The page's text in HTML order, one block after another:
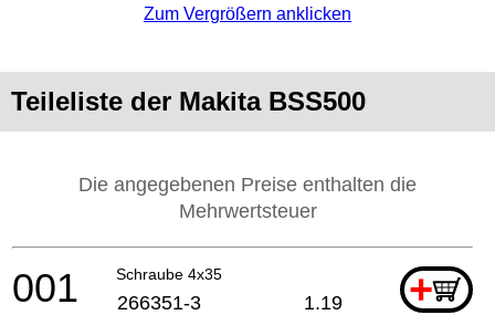
Zum Vergrößern anklicken
Teileliste der Makita BSS500
Die angegebenen Preise enthalten die
Mehrwertsteuer
Schraube 4x35 +
001 266351-3 1.19